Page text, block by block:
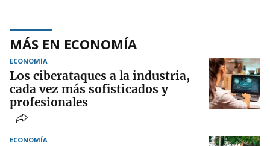
MÁS EN ECONOMÍA
ECONOMÍA
Los ciberataques a la industria,
cada vez más sofisticados y
profesionales
ECONOMÍA